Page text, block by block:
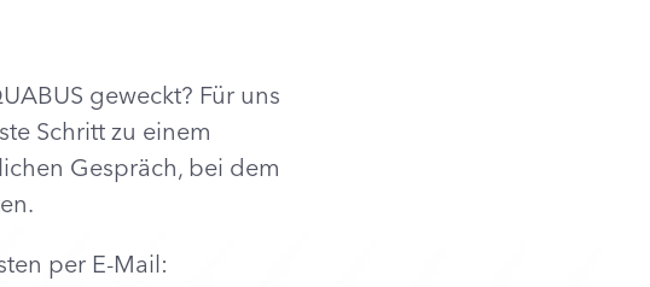
geweckt? Für uns
Schritt zu einem
Gespräch, bei dem
per E-Mail: